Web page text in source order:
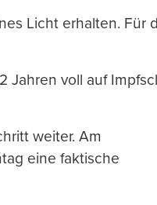
Licht erhalten. Für
Jahren voll auf
weiter. Am
eine faktische